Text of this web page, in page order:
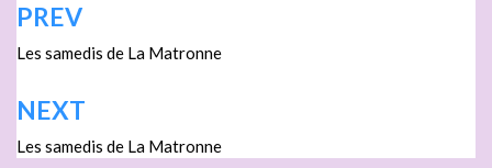
PREV
Les samedis de La Matronne
NEXT
Les samedis de La Matronne